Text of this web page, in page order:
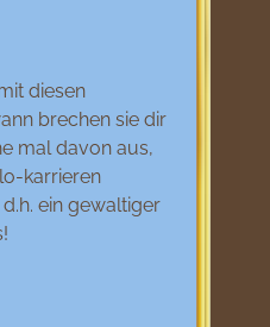
diesen
brechen sie dir
mal davon aus,
karrieren
ein gewaltiger